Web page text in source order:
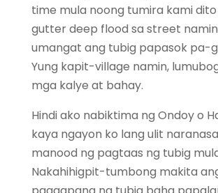
time mula noong tumira kami
gutter deep flood sa street
umangat ang tubig papasok pa-
Yung kapit-village namin,
mga kalye at bahay.
Hindi ako nabiktima ng Ondoy o
kaya ngayon ko lang ulit
manood ng pagtaas ng tubig
Nakahihigpit-tumbong makita